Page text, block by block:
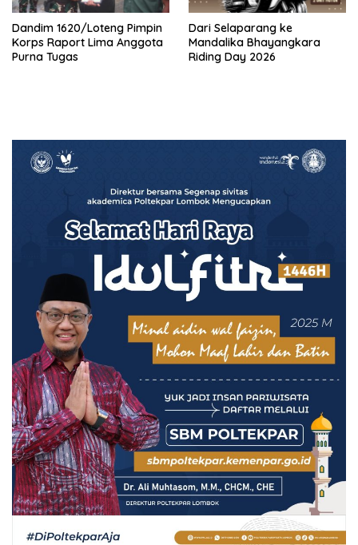
Dandim 1620/Loteng Pimpin
Korps Raport Lima Anggota
Purna Tugas
‎Dari Selaparang ke
Mandalika Bhayangkara
Riding Day 2026